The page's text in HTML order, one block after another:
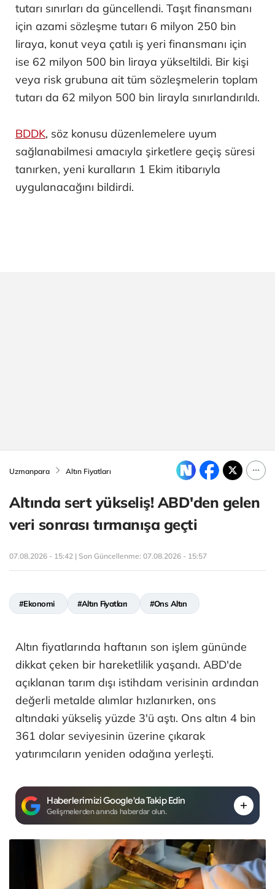
tutarı sınırları da güncellendi. Taşıt finansmanı
için azami sözleşme tutarı 6 milyon 250 bin
liraya, konut veya çatılı iş yeri finansmanı için
ise 62 milyon 500 bin liraya yükseltildi. Bir kişi
veya risk grubuna ait tüm sözleşmelerin toplam
tutarı da 62 milyon 500 bin lirayla sınırlandırıldı.
BDDK, söz konusu düzenlemelere uyum
sağlanabilmesi amacıyla şirketlere geçiş süresi
tanırken, yeni kuralların 1 Ekim itibarıyla
uygulanacağını bildirdi.
Uzmanpara Altın Fiyatları
Altında sert yükseliş! ABD'den gelen
veri sonrası tırmanışa geçti
07.08.2026 - 15:42 | Son Güncellenme: 07.08.2026 - 15:57
#Ekonomi #Altın Fiyatları #Ons Altın
Altın fiyatlarında haftanın son işlem gününde
dikkat çeken bir hareketlilik yaşandı. ABD'de
açıklanan tarım dışı istihdam verisinin ardından
değerli metalde alımlar hızlanırken, ons
altındaki yükseliş yüzde 3'ü aştı. Ons altın 4 bin
361 dolar seviyesinin üzerine çıkarak
yatırımcıların yeniden odağına yerleşti.
Haberlerimizi Google'da Takip Edin
Gelişmelerden anında haberdar olun.